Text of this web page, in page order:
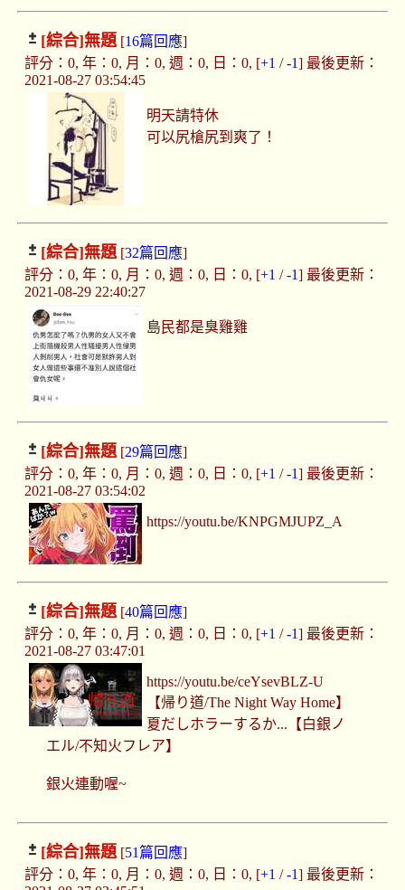
[綜合]無題[16篇回應]
評分：0, 年：0, 月：0, 週：0, 日：0, [+1 /-1] 最後更新：
2021-08-27 03:54:45
明天請特休
可以尻槍尻到爽了！
[綜合]無題[32篇回應]
評分：0, 年：0, 月：0, 週：0, 日：0, [+1 /-1] 最後更新：
2021-08-29 22:40:27
島民都是臭雞雞
[綜合]無題[29篇回應]
評分：0, 年：0, 月：0, 週：0, 日：0, [+1 /-1] 最後更新：
2021-08-27 03:54:02
https://youtu.be/KNPGMJUPZ_A
[綜合]無題[40篇回應]
評分：0, 年：0, 月：0, 週：0, 日：0, [+1 /-1] 最後更新：
2021-08-27 03:47:01
https://youtu.be/ceYsevBLZ-U
【帰り道/The Night Way Home】
夏だしホラーするか...【白銀ノ
エル/不知火フレア】
銀火連動喔~
[綜合]無題[51篇回應]
評分：0, 年：0, 月：0, 週：0, 日：0, [+1 /-1] 最後更新：